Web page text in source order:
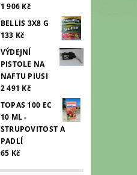
1 906 Kč
BELLIS 3X8 G
133 Kč
VÝDEJNÍ
PISTOLE NA
NAFTU PIUSI
2 491 Kč
TOPAS 100 EC
10 ML -
STRUPOVITOST A
PADLÍ
65 Kč